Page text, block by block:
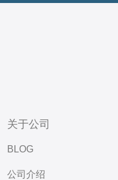
关于公司
BLOG
公司介绍